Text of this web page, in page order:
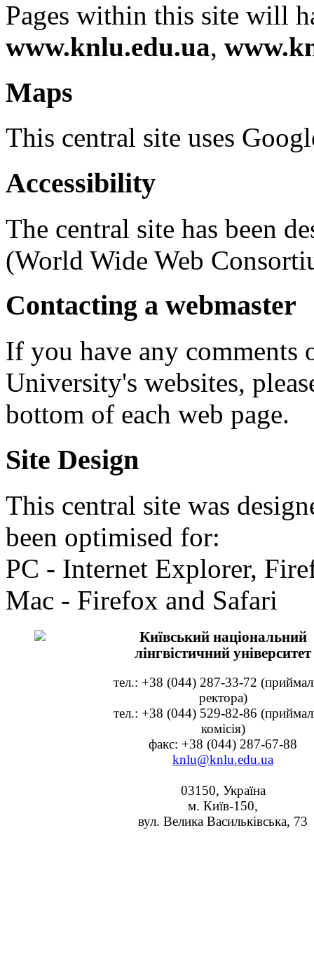
Pages within this site will
www.knlu.edu.ua,
Maps
This central site uses
Accessibility
The central site has been
(World Wide Web
Contacting a webmaster
If you have any comments
University's websites,
bottom of each web page.
Site Design
This central site was
been optimised for:
PC - Internet Explorer,
Mac - Firefox and Safari
Київський національний
лінгвістичний університет
тел.: +38 (044) 287-33-72
ректора)
тел.: +38 (044) 529-82-86
комісія)
факс: +38 (044) 287-67-88
knlu@knlu.edu.ua
03150, Україна
м. Київ-150,
вул. Велика Васильківська, 73